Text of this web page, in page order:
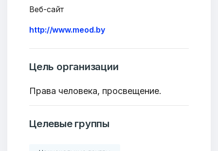
Веб-сайт
http://www.meod.by
Цель организации
Права человека, просвещение.
Целевые группы